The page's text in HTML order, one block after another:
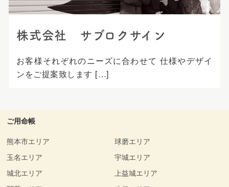
株式会社 サブロクサイン
お客様それぞれのニーズに合わせて 仕様やデザイ
ンをご提案致します […]
ご用命帳
熊本市エリア
玉名エリア
城北エリア
球磨エリア
宇城エリア
上益城エリア